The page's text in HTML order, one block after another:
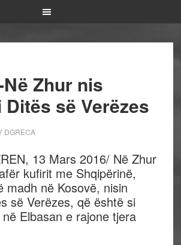
Zhur nis
së Verëzes
DGRECA
13 Mars 2016/ Në Zhur
kufirit me Shqipërinë,
madh në Kosovë, nisin
së Verëzes, që është si
Elbasan e rajone tjera